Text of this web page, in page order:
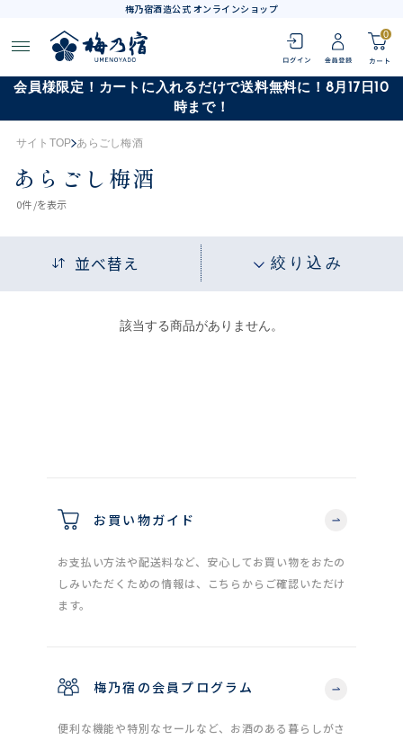
梅乃宿酒造公式 オンラインショップ
0
会員様限定！カートに入れるだけで送料無料に！8月17日10
時まで！
サイトTOP あらごし梅酒
あらごし梅酒
0件 /を表示
並べ替え 絞り込み
該当する商品がありません。
お買い物ガイド
お支払い方法や配送料など、安心してお買い物をおたの
しみいただくための情報は、こちらからご確認いただけ
ます。
梅乃宿の会員プログラム
便利な機能や特別なセールなど、お酒のある暮らしがさ